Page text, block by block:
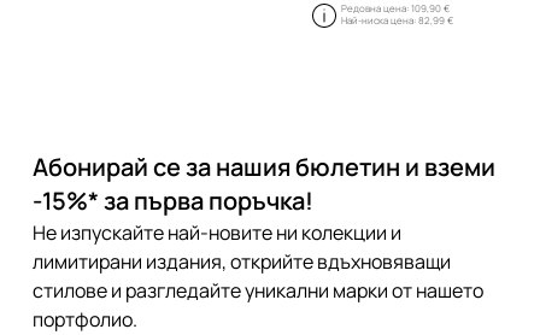
Редовна цена: 109,90 €
Най-ниска цена: 82,99 €
Абонирай се за нашия бюлетин и вземи
-15%* за първа поръчка!
Не изпускайте най-новите ни колекции и
лимитирани издания, открийте вдъхновяващи
стилове и разгледайте уникални марки от нашето
портфолио.